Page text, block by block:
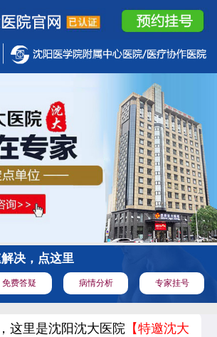
决，点这里
免费答疑 病情分析 专家挂号
这里是沈阳沈大医院 【特邀沈大